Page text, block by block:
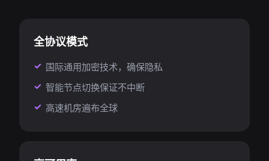
全协议模式
国际通用加密技术，确保隐私
智能节点切换保证不中断
高速机房遍布全球